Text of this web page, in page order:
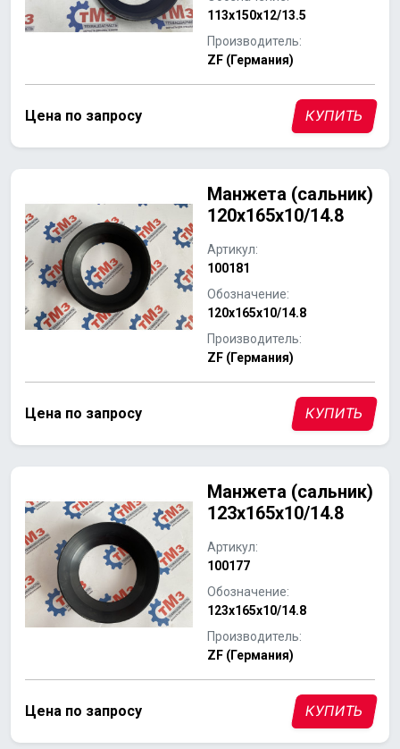
113x150x12/13.5
Производитель:
ZF (Германия)
Цена по запросу КУПИТЬ
Манжета (сальник)
120x165x10/14.8
Артикул:
100181
Обозначение:
120x165x10/14.8
Производитель:
ZF (Германия)
Цена по запросу КУПИТЬ
Манжета (сальник)
123x165x10/14.8
Артикул:
100177
Обозначение:
123x165x10/14.8
Производитель:
ZF (Германия)
Цена по запросу КУПИТЬ